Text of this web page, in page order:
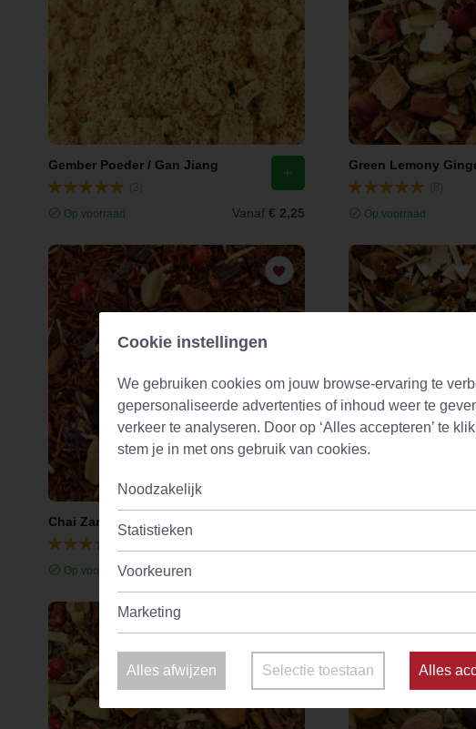
Gember Poeder / Gan Jiang
Op voorraad Vanaf € 2,25
Green Lemony
Op voorraad
Op voorraad
Cookie instellingen
We gebruiken cookies om jouw browse-ervaring te
gepersonaliseerde advertenties of inhoud weer te
verkeer te analyseren. Door op ‘Alles accepteren’ te
stem je in met ons gebruik van cookies.
Noodzakelijk
Statistieken
Voorkeuren
Marketing
Alles afwijzen Selectie toestaan Alles